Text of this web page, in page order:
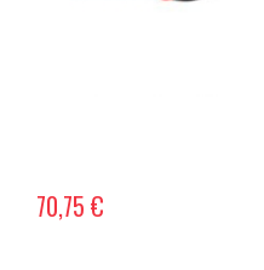
70,75 €